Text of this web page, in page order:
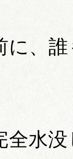
に、
全水